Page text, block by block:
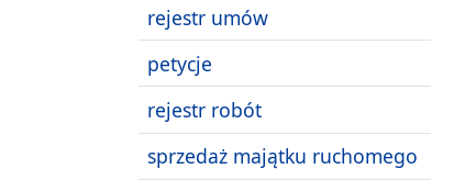
rejestr umów
petycje
rejestr robót
sprzedaż majątku ruchomego